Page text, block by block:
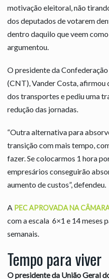
motivação eleitoral, não
dos deputados de votarem
dentro daquilo que veem
argumentou.
O presidente da
(CNT), Vander Costa, afirmou
dos transportes e pediu uma
redução das jornadas.
“Outra alternativa para
transição com mais tempo,
fazer. Se colocarmos 1 hora
empresários conseguirão
aumento de custos”, defendeu.
A PEC APROVADA NA
com a escala 6×1 e 14 meses
semanais.
Tempo para viver
O presidente da União Geral